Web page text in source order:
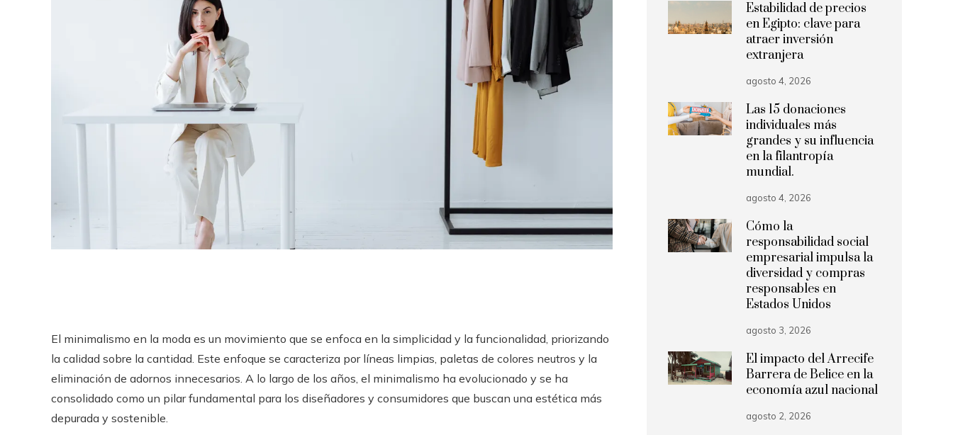
El minimalismo en la moda es un movimiento que se enfoca en la simplicidad y la funcionalidad, priorizando
la calidad sobre la cantidad. Este enfoque se caracteriza por líneas limpias, paletas de colores neutros y la
eliminación de adornos innecesarios. A lo largo de los años, el minimalismo ha evolucionado y se ha
consolidado como un pilar fundamental para los diseñadores y consumidores que buscan una estética más
depurada y sostenible.
Estabilidad de precios
en Egipto: clave para
atraer inversión
extranjera
agosto 4, 2026
Las 15 donaciones
individuales más
grandes y su influencia
en la filantropía
mundial.
agosto 4, 2026
Cómo la
responsabilidad social
empresarial impulsa la
diversidad y compras
responsables en
Estados Unidos
agosto 3, 2026
El impacto del Arrecife
Barrera de Belice en la
economía azul nacional
agosto 2, 2026